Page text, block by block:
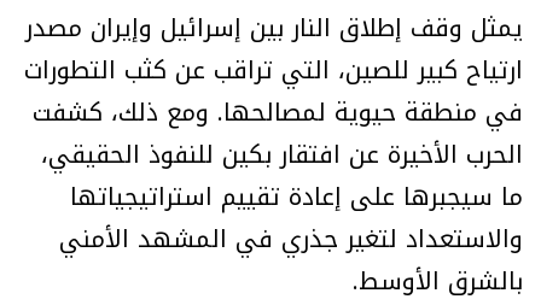
يمثل وقف إطلاق النار بين إسرائيل وإيران مصدر
ارتياح كبير للصين، التي تراقب عن كثب التطورات
في منطقة حيوية لمصالحها. ومع ذلك، كشفت
الحرب الأخيرة عن افتقار بكين للنفوذ الحقيقي،
ما سيجبرها على إعادة تقييم استراتيجياتها
والاستعداد لتغير جذري في المشهد الأمني
بالشرق الأوسط.